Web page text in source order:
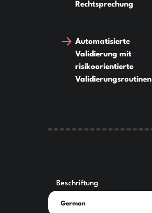
Rechtsprechung
Automatisierte
Validierung mit
risikoorientierte
Validierungsroutinen
Beschriftung